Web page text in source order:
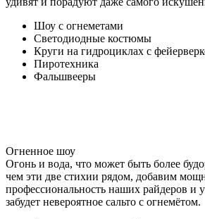
Шоу с огнеметами
Светодиодные костюмы
Круги на гидроциклах с
Пиротехника
Фальшвееры
Огненное шоу
Огонь и вода, что может быть более
чем эти две стихии рядом, добавим
профессиональность наших райдеров и
забудет невероятное сальто с огнемётом.